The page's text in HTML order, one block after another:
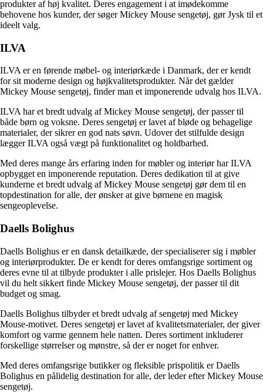
produkter af høj kvalitet. Deres engagement i at imødekomme
behovene hos kunder, der søger Mickey Mouse sengetøj, gør Jysk til et
ideelt valg.
ILVA
ILVA er en førende møbel- og interiørkæde i Danmark, der er kendt
for sit moderne design og højkvalitetsprodukter. Når det gælder
Mickey Mouse sengetøj, finder man et imponerende udvalg hos ILVA.
ILVA har et bredt udvalg af Mickey Mouse sengetøj, der passer til
både børn og voksne. Deres sengetøj er lavet af bløde og behagelige
materialer, der sikrer en god nats søvn. Udover det stilfulde design
lægger ILVA også vægt på funktionalitet og holdbarhed.
Med deres mange års erfaring inden for møbler og interiør har ILVA
opbygget en imponerende reputation. Deres dedikation til at give
kunderne et bredt udvalg af Mickey Mouse sengetøj gør dem til en
topdestination for alle, der ønsker at give børnene en magisk
sengeoplevelse.
Daells Bolighus
Daells Bolighus er en dansk detailkæde, der specialiserer sig i møbler
og interiørprodukter. De er kendt for deres omfangsrige sortiment og
deres evne til at tilbyde produkter i alle prislejer. Hos Daells Bolighus
vil du helt sikkert finde Mickey Mouse sengetøj, der passer til dit
budget og smag.
Daells Bolighus tilbyder et bredt udvalg af sengetøj med Mickey
Mouse-motivet. Deres sengetøj er lavet af kvalitetsmaterialer, der giver
komfort og varme gennem hele natten. Deres sortiment inkluderer
forskellige størrelser og mønstre, så der er noget for enhver.
Med deres omfangsrige butikker og fleksible prispolitik er Daells
Bolighus en pålidelig destination for alle, der leder efter Mickey Mouse
sengetøj.